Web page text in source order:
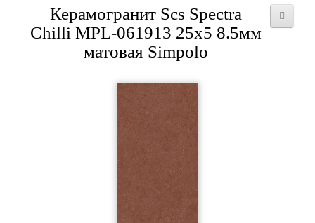
Керамогранит Scs Spectra
Chilli MPL-061913 25x5 8.5мм
матовая Simpolo